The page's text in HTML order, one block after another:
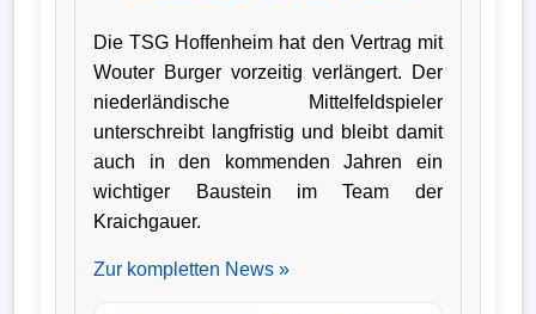
Frauenfußball
Sportnews
eSports
Die TSG Hoffenheim hat den Vertrag mit
Wouter Burger vorzeitig verlängert. Der
niederländische Mittelfeldspieler
unterschreibt langfristig und bleibt damit
auch in den kommenden Jahren ein
wichtiger Baustein im Team der
Kraichgauer.
Zur kompletten News »